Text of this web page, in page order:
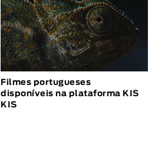
Filmes portugueses
disponíveis na plataforma KIS
KIS